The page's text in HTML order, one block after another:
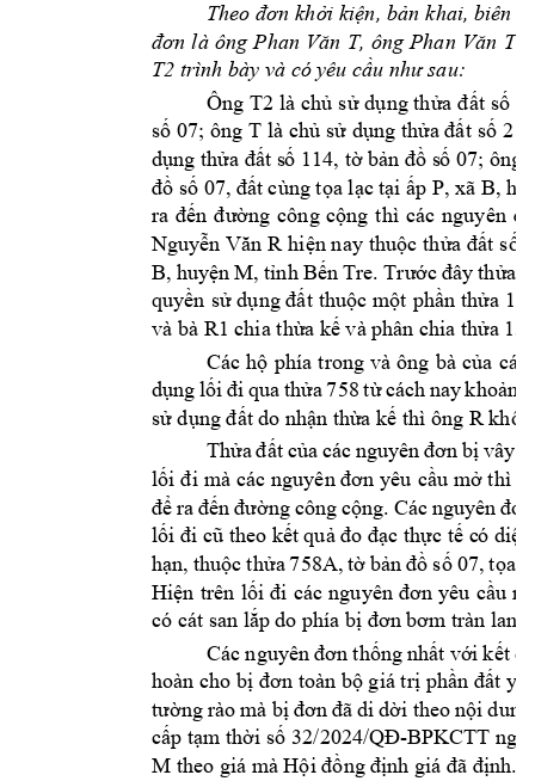
Theo đơn khởi kiện, bản khai, biên
đơn là ông Phan Văn T, ông Phan Văn Th
T2 trình bày và có yêu cầu như sau:
Ông T2 là chủ sử dụng thửa đất số
số 07; ông T là chủ sử dụng thửa đất số 2
dụng thửa đất số 114, tờ bản đồ số 07; ông
đồ số 07, đất cng tọa lạc tại ấp P, xã B,
ra đến đường công cộng thì các nguyên
Nguyễn Văn R hiện nay thuộc thửa đất số
B, huyện M, tỉnh Bến Tre. Trước đây thửa
quyền sử dụng đất thuộc một phần thửa
và bà R1 chia thừa kế và phân chia thửa
Các hộ phía trong và ông bà của các
dụng lối đi qua thửa 758 từ cách nay khoảng
sử dụng đất do nhận thừa kế thì ông R
Thửa đất của các nguyên đơn bị vây
lối đi mà các nguyên đơn yêu cầu mở thì
để ra đến đường công cộng. Các nguyên đ
lối đi cũ theo kết quả đo đạc thực tế có
hạn, thuộc thửa 758A, tờ bản đồ số 07, tọa l
Hiện trên lối đi các nguyên đơn yêu cầu
có cát san lắp do phía bị đơn bơm tràn lan
Các nguyên đơn thống nhất với kết
hoàn cho bị đơn toàn bộ giá trị phần đất
tường rào mà bị đơn đã di dời theo nội dung
cấp tạm thời số 32/2024/QĐ-BPKCTT
M theo giá mà Hội đồng định giá đã định.